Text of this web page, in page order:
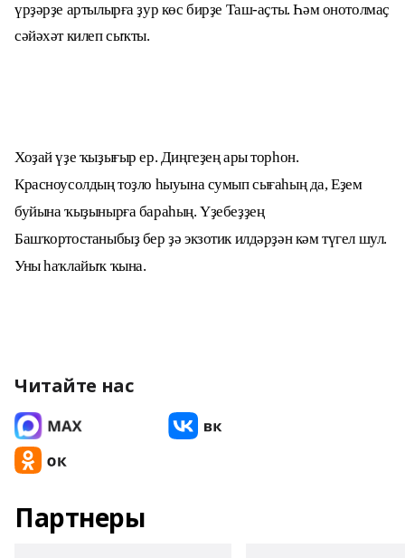
үрҙәрҙе артылырға ҙур көс бирҙе Таш-аҫты. Һәм онотолмаҫ
сәйәхәт килеп сыҡты.
Хоҙай үҙе ҡыҙығыр ер. Диңгеҙең ары торһон.
Красноусолдың тоҙло һыуына сумып сығаһың да, Еҙем
буйына ҡыҙынырға бараһың. Үҙебеҙҙең
Башҡортостаныбыҙ бер ҙә экзотик илдәрҙән кәм түгел шул.
Уны һаҡлайыҡ ҡына.
Читайте нас
Партнеры